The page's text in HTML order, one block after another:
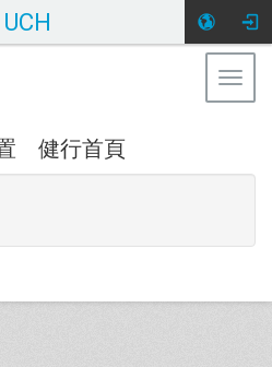
UCH
健行首頁